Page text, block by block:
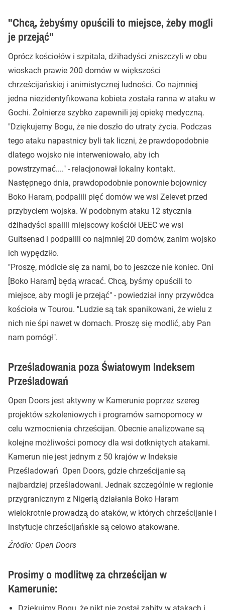
"Chcą, żebyśmy opuścili to miejsce, żeby mogli
je przejąć"
Oprócz kościołów i szpitala, dżihadyści zniszczyli w obu
wioskach prawie 200 domów w większości
chrześcijańskiej i animistycznej ludności. Co najmniej
jedna niezidentyfikowana kobieta została ranna w ataku w
Gochi. Żołnierze szybko zapewnili jej opiekę medyczną.
"Dziękujemy Bogu, że nie doszło do utraty życia. Podczas
tego ataku napastnicy byli tak liczni, że prawdopodobnie
dlatego wojsko nie interweniowało, aby ich
powstrzymać...." - relacjonował lokalny kontakt.
Następnego dnia, prawdopodobnie ponownie bojownicy
Boko Haram, podpalili pięć domów we wsi Zelevet przed
przybyciem wojska. W podobnym ataku 12 stycznia
dżihadyści spalili miejscowy kościół UEEC we wsi
Guitsenad i podpalili co najmniej 20 domów, zanim wojsko
ich wypędziło.
"Proszę, módlcie się za nami, bo to jeszcze nie koniec. Oni
[Boko Haram] będą wracać. Chcą, byśmy opuścili to
miejsce, aby mogli je przejąć" - powiedział inny przywódca
kościoła w Tourou. "Ludzie są tak spanikowani, że wielu z
nich nie śpi nawet w domach. Proszę się modlić, aby Pan
nam pomógł".
Prześladowania poza Światowym Indeksem
Prześladowań
Open Doors jest aktywny w Kamerunie poprzez szereg
projektów szkoleniowych i programów samopomocy w
celu wzmocnienia chrześcijan. Obecnie analizowane są
kolejne możliwości pomocy dla wsi dotkniętych atakami.
Kamerun nie jest jednym z 50 krajów w Indeksie
Prześladowań Open Doors, gdzie chrześcijanie są
najbardziej prześladowani. Jednak szczególnie w regionie
przygranicznym z Nigerią działania Boko Haram
wielokrotnie prowadzą do ataków, w których chrześcijanie i
instytucje chrześcijańskie są celowo atakowane.
Źródło: Open Doors
Prosimy o modlitwę za chrześcijan w
Kamerunie: